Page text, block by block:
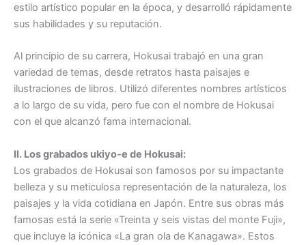
estilo artístico popular en la época, y desarrolló rápidamente
sus habilidades y su reputación.
Al principio de su carrera, Hokusai trabajó en una gran
variedad de temas, desde retratos hasta paisajes e
ilustraciones de libros. Utilizó diferentes nombres artísticos
a lo largo de su vida, pero fue con el nombre de Hokusai
con el que alcanzó fama internacional.
II. Los grabados ukiyo-e de Hokusai:
Los grabados de Hokusai son famosos por su impactante
belleza y su meticulosa representación de la naturaleza, los
paisajes y la vida cotidiana en Japón. Entre sus obras más
famosas está la serie «Treinta y seis vistas del monte Fuji»,
que incluye la icónica «La gran ola de Kanagawa». Estos